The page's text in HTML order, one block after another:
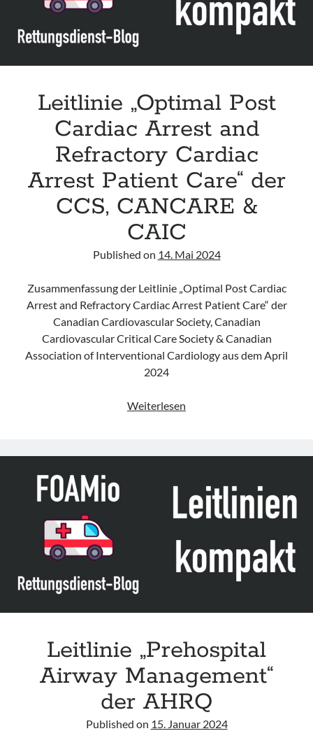
Care
Science
ILCOR
(Update
2024)
Leitlinie „Optimal Post
Cardiac Arrest and
Refractory Cardiac
Arrest Patient Care“ der
CCS, CANCARE &
CAIC
Published on 14. Mai 2024
Zusammenfassung der Leitlinie „Optimal Post Cardiac
Arrest and Refractory Cardiac Arrest Patient Care“ der
Canadian Cardiovascular Society, Canadian
Cardiovascular Critical Care Society & Canadian
Association of Interventional Cardiology aus dem April
2024
Weiterlesen
Cardiac
Refractory
Cardiac
Patient
Care“
&
CAIC
Leitlinie „Prehospital
Airway Management“
der AHRQ
Published on 15. Januar 2024